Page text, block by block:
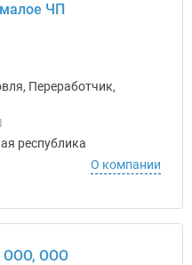
ЧП
Переработчик,
республика
О компании
ООО, ООО